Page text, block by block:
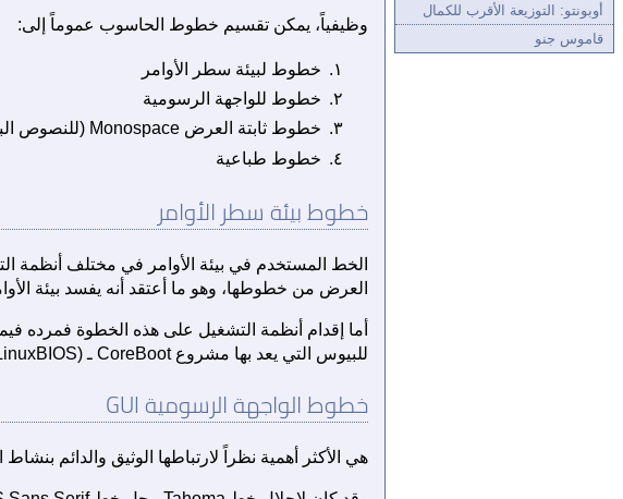
أوبونتو: التوزيعة الأقرب للكمال
قاموس جنو
وظيفياً، يمكن تقسيم خطوط الحاسوب عموماً إلى:
خطوط لبيئة سطر الأوامر
خطوط للواجهة الرسومية
خطوط ثابتة العرض Monospace (للنصوص البرمجية)
خطوط طباعية
خطوط بيئة سطر الأوامر
الخط المستخدم في بيئة الأوامر في مختلف أنظمة
العرض من خطوطها، وهو ما أعتقد أنه يفسد بيئة
أما إقدام أنظمة التشغيل على هذه الخطوة فمرده
للبيوس التي يعد بها مشروع CoreBoot ـ (LinuxBIOS سابقاً) قد تكون كفيلةً بحل هذه المشكلة مستقبلاً.
خطوط الواجهة الرسومية GUI
هي الأكثر أهمية نظراً لارتباطها الوثيق والدائم